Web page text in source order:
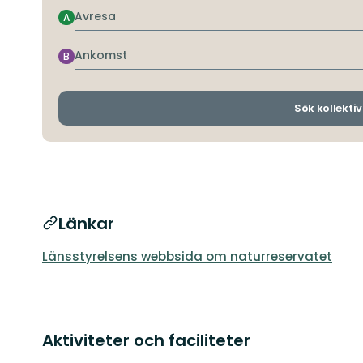
Avresa
A
Ankomst
B
Sök
Länkar
Länsstyrelsens webbsida om naturreservatet
Aktiviteter och faciliteter